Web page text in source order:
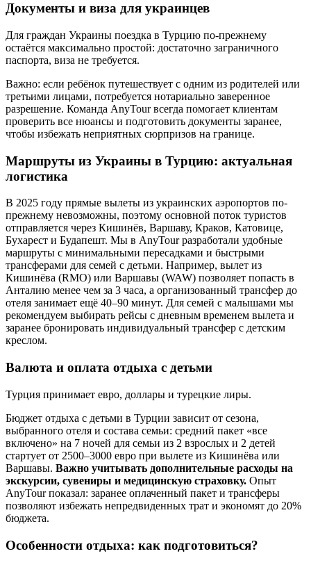
Документы и виза для украинцев
Для граждан Украины поездка в Турцию по-прежнему
остаётся максимально простой: достаточно заграничного
паспорта, виза не требуется.
Важно: если ребёнок путешествует с одним из родителей или
третьими лицами, потребуется нотариально заверенное
разрешение. Команда AnyTour всегда помогает клиентам
проверить все нюансы и подготовить документы заранее,
чтобы избежать неприятных сюрпризов на границе.
Маршруты из Украины в Турцию: актуальная
логистика
В 2025 году прямые вылеты из украинских аэропортов по-
прежнему невозможны, поэтому основной поток туристов
отправляется через Кишинёв, Варшаву, Краков, Катовице,
Бухарест и Будапешт. Мы в AnyTour разработали удобные
маршруты с минимальными пересадками и быстрыми
трансферами для семей с детьми. Например, вылет из
Кишинёва (RMO) или Варшавы (WAW) позволяет попасть в
Анталию менее чем за 3 часа, а организованный трансфер до
отеля занимает ещё 40–90 минут. Для семей с малышами мы
рекомендуем выбирать рейсы с дневным временем вылета и
заранее бронировать индивидуальный трансфер с детским
креслом.
Валюта и оплата отдыха с детьми
Турция принимает евро, доллары и турецкие лиры.
Бюджет отдыха с детьми в Турции зависит от сезона,
выбранного отеля и состава семьи: средний пакет «все
включено» на 7 ночей для семьи из 2 взрослых и 2 детей
стартует от 2500–3000 евро при вылете из Кишинёва или
Варшавы. Важно учитывать дополнительные расходы на
экскурсии, сувениры и медицинскую страховку. Опыт
AnyTour показал: заранее оплаченный пакет и трансферы
позволяют избежать непредвиденных трат и экономят до 20%
бюджета.
Особенности отдыха: как подготовиться?